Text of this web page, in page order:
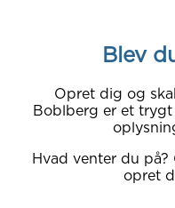
Blev
Opret dig og
Boblberg er et
Hvad venter du på?
opret